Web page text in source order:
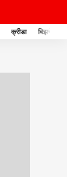
क्रीडा बिझनेस